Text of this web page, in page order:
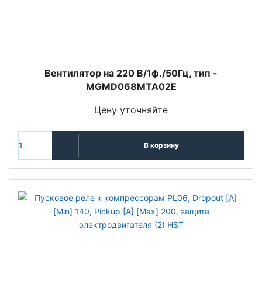
Вентилятор на 220 В/1ф./50Гц, тип -
MGMD068MTA02E
Цену уточняйте
В корзину